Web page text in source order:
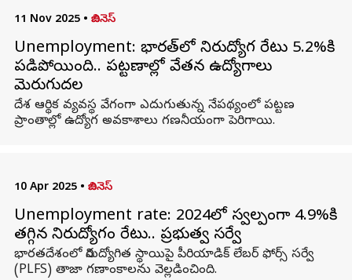
11 Nov 2025 • బిజినెస్
Unemployment: భారత్‌లో నిరుద్యోగ రేటు 5.2%కి
పడిపోయింది.. పట్టణాల్లో వేతన ఉద్యోగాలు
మెరుగుదల
దేశ ఆర్థిక వ్యవస్థ వేగంగా ఎదుగుతున్న నేపథ్యంలో పట్టణ
ప్రాంతాల్లో ఉద్యోగ అవకాశాలు గణనీయంగా పెరిగాయి.
10 Apr 2025 • బిజినెస్
Unemployment rate: 2024లో స్వల్పంగా 4.9%కి
తగ్గిన నిరుద్యోగం రేటు.. ప్రభుత్వ సర్వే
భారతదేశంలో నిరుద్యోగిత స్థాయిపై పీరియాడిక్ లేబర్ ఫోర్స్ సర్వే
(PLFS) తాజా గణాంకాలను వెల్లడించింది.